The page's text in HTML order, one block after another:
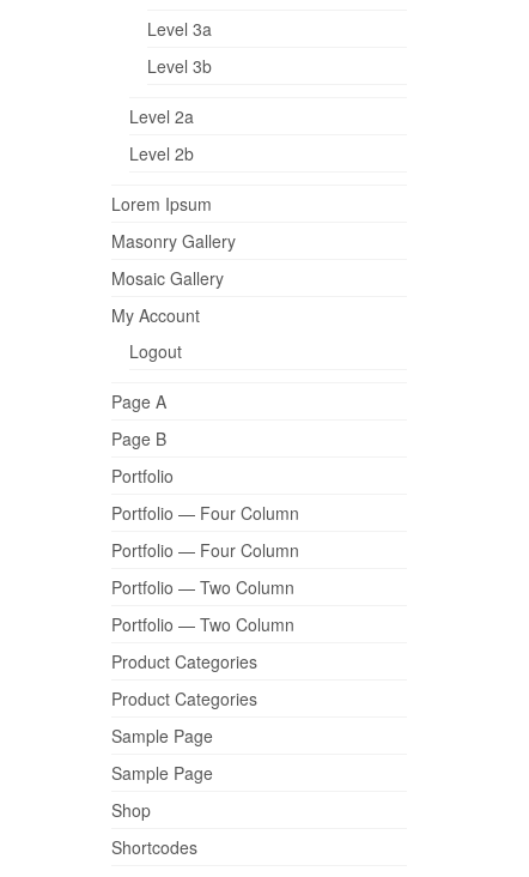
Level 3a
Level 3b
Level 2a
Level 2b
Lorem Ipsum
Masonry Gallery
Mosaic Gallery
My Account
Logout
Page A
Page B
Portfolio
Portfolio — Four Column
Portfolio — Four Column
Portfolio — Two Column
Portfolio — Two Column
Product Categories
Product Categories
Sample Page
Sample Page
Shop
Shortcodes